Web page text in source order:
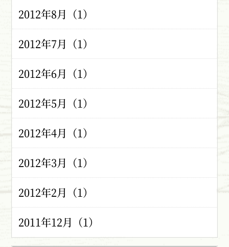
2012年8月（1）
2012年7月（1）
2012年6月（1）
2012年5月（1）
2012年4月（1）
2012年3月（1）
2012年2月（1）
2011年12月（1）